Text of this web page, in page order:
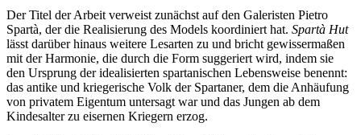
Der Titel der Arbeit verweist zunächst auf den Galeristen Pietro
Spartà, der die Realisierung des Models koordiniert hat. Spartà Hut
lässt darüber hinaus weitere Lesarten zu und bricht gewissermaßen
mit der Harmonie, die durch die Form suggeriert wird, indem sie
den Ursprung der idealisierten spartanischen Lebensweise benennt:
das antike und kriegerische Volk der Spartaner, dem die Anhäufung
von privatem Eigentum untersagt war und das Jungen ab dem
Kindesalter zu eisernen Kriegern erzog.